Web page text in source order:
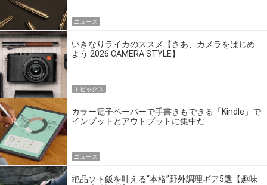
ニュース
いきなりライカのススメ【さあ、カメラをはじめ
よう 2026 CAMERA STYLE】
トピックス
カラー電子ペーパーで手書きもできる「Kindle」で
インプットとアウトプットに集中だ
ニュース
絶品ソト飯を叶える“本格”野外調理ギア5選【趣味